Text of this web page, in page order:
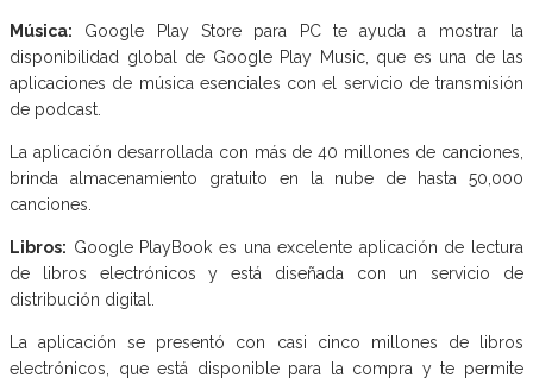
Música: Google Play Store para PC te ayuda a mostrar la
disponibilidad global de Google Play Music, que es una de las
aplicaciones de música esenciales con el servicio de transmisión
de podcast.
La aplicación desarrollada con más de 40 millones de canciones,
brinda almacenamiento gratuito en la nube de hasta 50,000
canciones.
Libros: Google PlayBook es una excelente aplicación de lectura
de libros electrónicos y está diseñada con un servicio de
distribución digital.
La aplicación se presentó con casi cinco millones de libros
electrónicos, que está disponible para la compra y te permite